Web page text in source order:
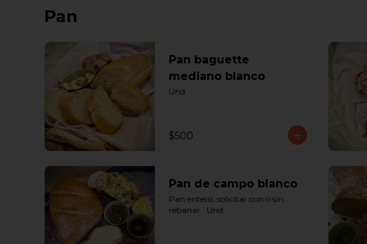
Pan
Pan baguette
mediano blanco
Und.
$500
Pan de campo blanco
Pan entero, solicitar con o sin
rebanar.  Und.